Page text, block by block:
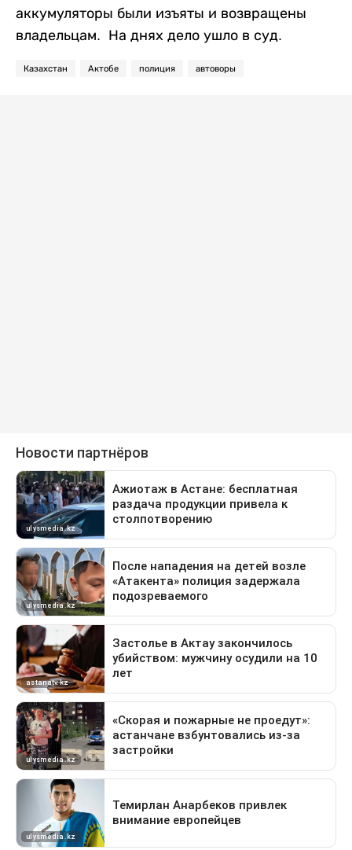
аккумуляторы были изъяты и возвращены
владельцам. На днях дело ушло в суд.
Казахстан Актобе полиция автоворы